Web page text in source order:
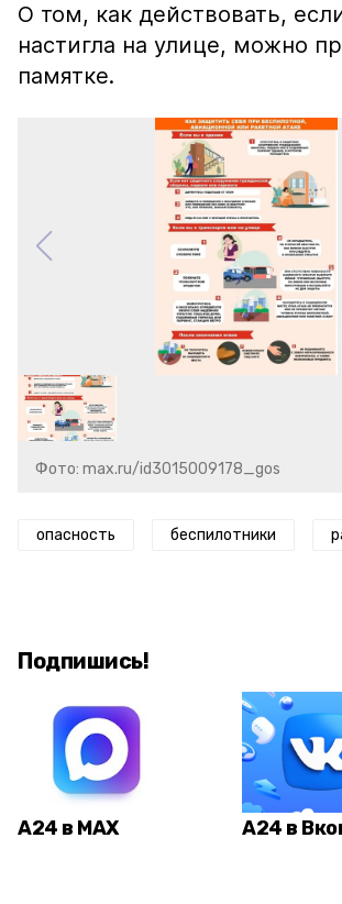
О том, как действовать,
настигла на улице, можно
памятке.
Фото: max.ru/id3015009178_gos
опасность беспилотники
Подпишись!
А24 в MAX А24 в